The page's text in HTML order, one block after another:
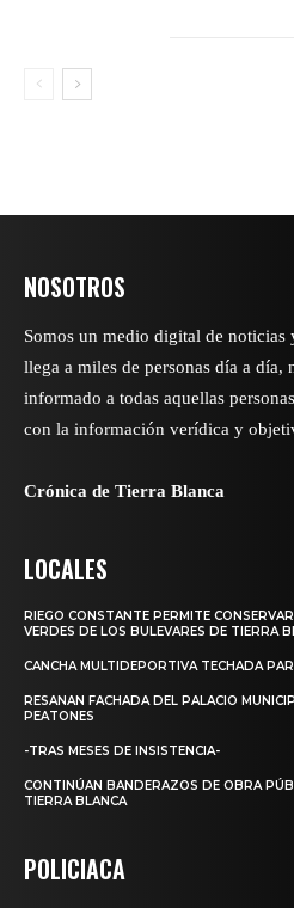
NOSOTROS
Somos un medio digital de
llega a miles de personas día a día,
informado a todas aquellas
con la información verídica y
Crónica de Tierra Blanca
LOCALES
RIEGO CONSTANTE PERMITE
VERDES DE LOS BULEVARES DE TIERRA
CANCHA MULTIDEPORTIVA TECHADA
RESANAN FACHADA DEL PALACIO
PEATONES
-TRAS MESES DE INSISTENCIA-
CONTINÚAN BANDERAZOS DE OBRA
TIERRA BLANCA
POLICIACA